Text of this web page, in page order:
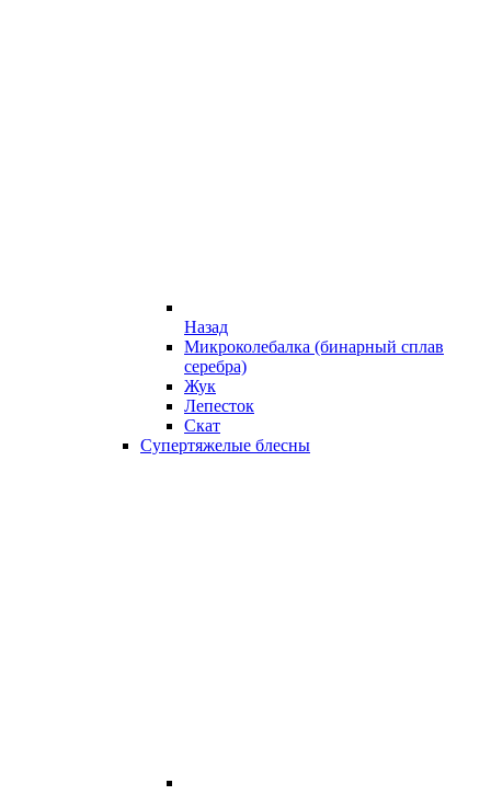
Назад
Микроколебалка (бинарный сплав
серебра)
Жук
Лепесток
Скат
Супертяжелые блесны